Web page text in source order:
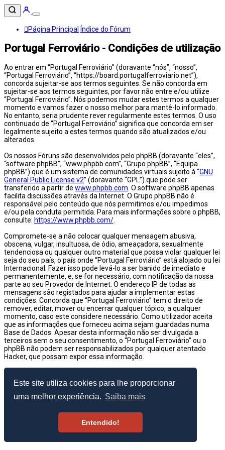
Este site utiliza cookies para lhe proporcionar
uma melhor experiência. Saiba mais
Entendido!
Página Principal Índice do Fórum
Portugal Ferroviário - Condições de utilização
Ao entrar em “Portugal Ferroviário” (doravante “nós”, “nosso”,
“Portugal Ferroviário”, “https://board.portugalferroviario.net”),
concorda sujeitar-se aos termos seguintes. Se não concorda em
sujeitar-se aos termos seguintes, por favor não entre e/ou utilize
“Portugal Ferroviário”. Nós podemos mudar estes termos a qualquer
momento e vamos fazer o nosso melhor para mantê-lo informado.
No entanto, seria prudente rever regularmente estes termos. O uso
continuado de “Portugal Ferroviário” significa que concorda em ser
legalmente sujeito a estes termos quando são atualizados e/ou
alterados.
Os nossos Fóruns são desenvolvidos pelo phpBB (doravante “eles”,
“software phpBB”, “www.phpbb.com”, “Grupo phpBB”, “Equipa
phpBB”) que é um sistema de comunidades virtuais sujeito à “GNU
General Public License v2” (doravante “GPL”) que pode ser
transferido a partir de www.phpbb.com . O software phpBB apenas
facilita discussões através da Internet. O Grupo phpBB não é
responsável pelo conteúdo que nós permitimos e/ou impedimos
e/ou pela conduta permitida. Para mais informações sobre o phpBB,
consulte: https://www.phpbb.com/
Compromete-se a não colocar qualquer mensagem abusiva,
obscena, vulgar, insultuosa, de ódio, ameaçadora, sexualmente
tendenciosa ou qualquer outro material que possa violar qualquer lei
seja do seu país, o país onde “Portugal Ferroviário” está alojado ou lei
Internacional. Fazer isso pode levá-lo a ser banido de imediato e
permanentemente, e, se for necessário, com notificação da nossa
parte ao seu Provedor de Internet. O endereço IP de todas as
mensagens são registados para ajudar a implementar estas
condições. Concorda que “Portugal Ferroviário” tem o direito de
remover, editar, mover ou encerrar qualquer tópico, a qualquer
momento, caso este considere necessário. Como utilizador aceita
que as informações que forneceu acima sejam guardadas numa
Base de Dados. Apesar desta informação não ser divulgada a
terceiros sem o seu consentimento, o “Portugal Ferroviário” ou o
phpBB não podem ser responsabilizados por qualquer atentado
Hacker, que possam expor essa informação.
© 2003–2026 Portugal Ferroviário